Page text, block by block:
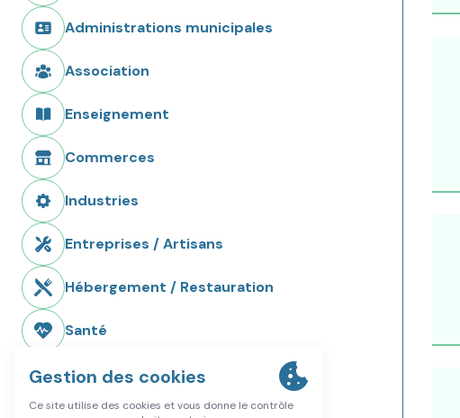
Administrations municipales
Association
Enseignement
Commerces
Industries
Entreprises / Artisans
Hébergement / Restauration
Santé
Services / Formations